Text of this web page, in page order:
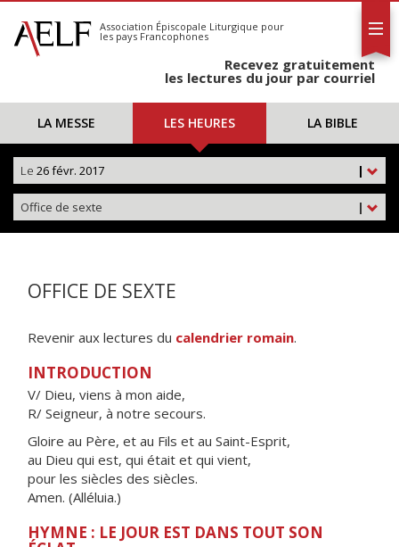
S'abonner
Calendrier
Association Épiscopale Liturgique pour
les pays Francophones
Recevez gratuitement
les lectures du jour par courriel
LA MESSE LES HEURES LA BIBLE
|
Le 26 févr. 2017
|
Office de sexte
OFFICE DE SEXTE
Revenir aux lectures du calendrier romain.
INTRODUCTION
V/ Dieu, viens à mon aide,
R/ Seigneur, à notre secours.
Gloire au Père, et au Fils et au Saint-Esprit,
au Dieu qui est, qui était et qui vient,
pour les siècles des siècles.
Amen. (Alléluia.)
HYMNE : LE JOUR EST DANS TOUT SON